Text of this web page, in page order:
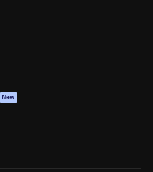
New